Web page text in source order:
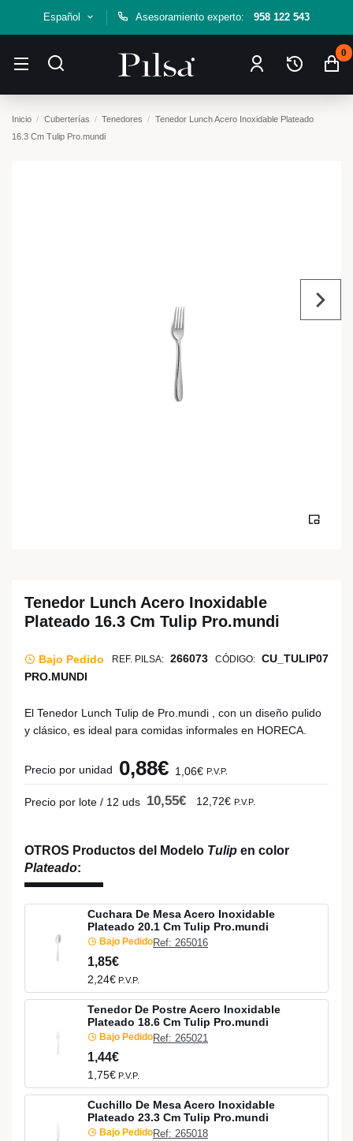
Español Asesoramiento experto: 958 122 543
0
Inicio Cuberterías Tenedores
Tenedor Lunch Acero Inoxidable Plateado
16.3 Cm Tulip Pro.mundi
Tenedor Lunch Acero Inoxidable
Plateado 16.3 Cm Tulip Pro.mundi
Bajo Pedido REF. PILSA: 266073 CÓDIGO: CU_TULIP07
PRO.MUNDI
El Tenedor Lunch Tulip de Pro.mundi , con un diseño pulido
y clásico, es ideal para comidas informales en HORECA.
Precio por unidad 0,88€ 1,06€ P.V.P.
Precio por lote / 12 uds 10,55€ 12,72€ P.V.P.
OTROS Productos del Modelo Tulip en color
Plateado:
Cuchara De Mesa Acero Inoxidable
Plateado 20.1 Cm Tulip Pro.mundi
Bajo PedidoRef: 265016
1,85€
2,24€ P.V.P.
Tenedor De Postre Acero Inoxidable
Plateado 18.6 Cm Tulip Pro.mundi
Bajo PedidoRef: 265021
1,44€
1,75€ P.V.P.
Cuchillo De Mesa Acero Inoxidable
Plateado 23.3 Cm Tulip Pro.mundi
Bajo PedidoRef: 265018